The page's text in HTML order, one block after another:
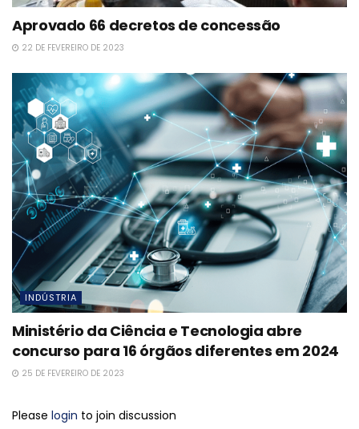
Aprovado 66 decretos de concessão
22 DE FEVEREIRO DE 2023
INDÚSTRIA
Ministério da Ciência e Tecnologia abre
concurso para 16 órgãos diferentes em 2024
25 DE FEVEREIRO DE 2023
Please login to join discussion